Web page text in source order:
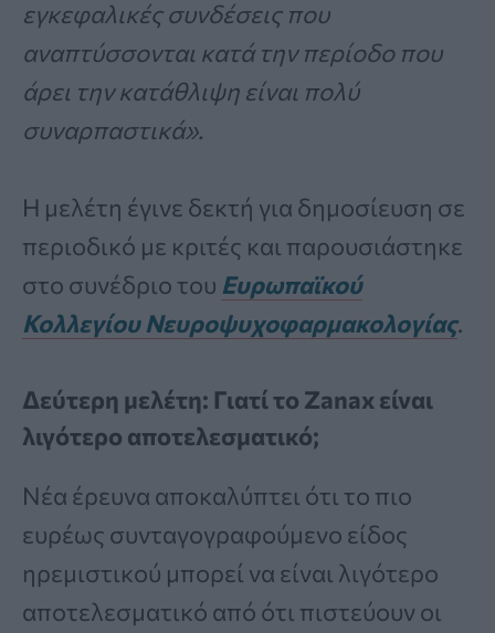
εγκεφαλικές συνδέσεις που
αναπτύσσονται κατά την περίοδο που
άρει την κατάθλιψη είναι πολύ
συναρπαστικά».
Η μελέτη έγινε δεκτή για δημοσίευση σε
περιοδικό με κριτές και παρουσιάστηκε
στο συνέδριο του Ευρωπαϊκού
Κολλεγίου Νευροψυχοφαρμακολογίας.
Δεύτερη μελέτη: Γιατί το Zanax είναι
λιγότερο αποτελεσματικό;
Νέα έρευνα αποκαλύπτει ότι το πιο
ευρέως συνταγογραφούμενο είδος
ηρεμιστικού μπορεί να είναι λιγότερο
αποτελεσματικό από ότι πιστεύουν οι